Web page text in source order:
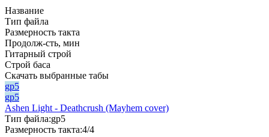
Название
Тип файла
Размерность такта
Продолж-сть, мин
Гитарный строй
Строй баса
Скачать выбранные табы
gp5
gp5
Ashen Light - Deathcrush (Mayhem cover)
Тип файла:gp5
Размерность такта:4/4